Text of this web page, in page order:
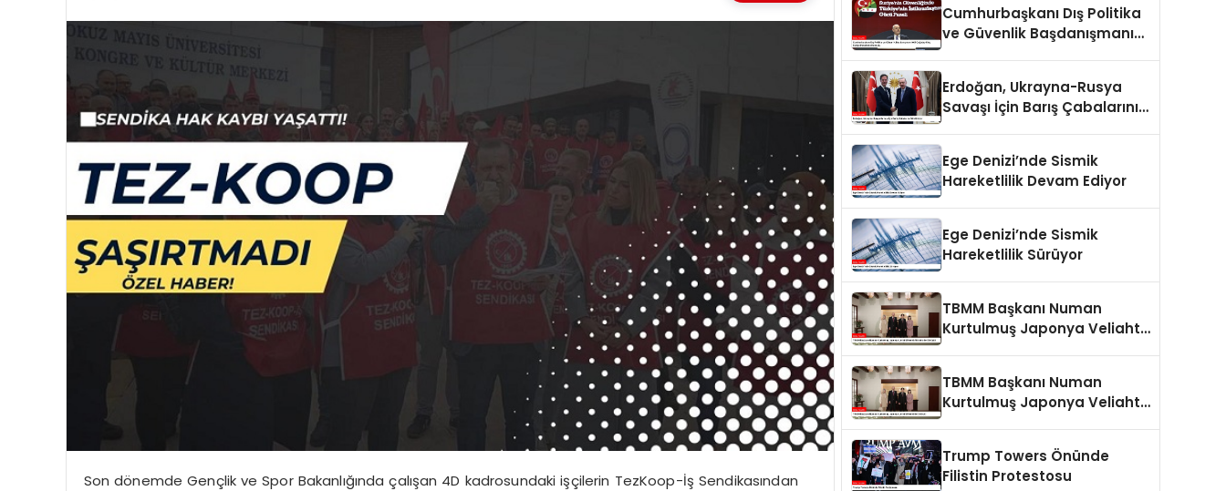
Son dönemde Gençlik ve Spor Bakanlığında çalışan 4D kadrosundaki işçilerin TezKoop-İş Sendikasından
Cumhurbaşkanı Dış Politika
ve Güvenlik Başdanışmanı
Erdoğan, Ukrayna-Rusya
Savaşı İçin Barış Çabalarını
Ege Denizi’nde Sismik
Hareketlilik Devam Ediyor
Ege Denizi’nde Sismik
Hareketlilik Sürüyor
TBMM Başkanı Numan
Kurtulmuş Japonya Veliaht
TBMM Başkanı Numan
Kurtulmuş Japonya Veliaht
Trump Towers Önünde
Filistin Protestosu